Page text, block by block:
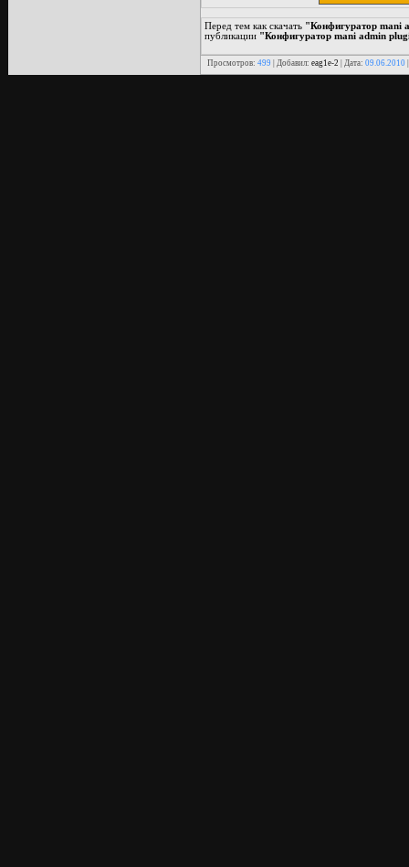
Перед тем как скачать "Конфигуратор mani
публикации "Конфигуратор mani admin
Просмотров: 499 | Добавил: eag1e-2 | Дата: 09.06.2010